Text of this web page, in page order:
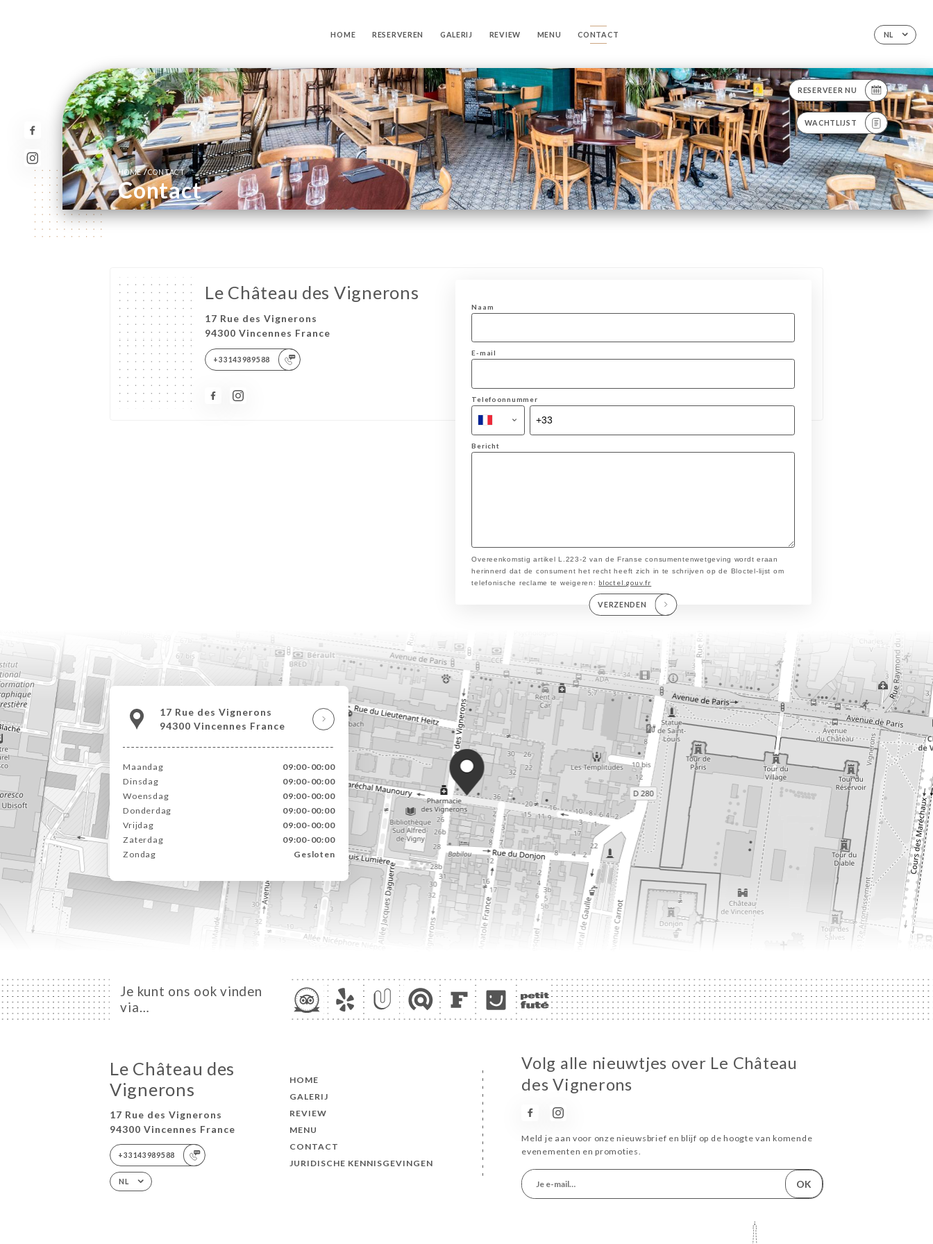
NL
HOME RESERVEREN GALERIJ REVIEW MENU CONTACT
RESERVEER NU
WACHTLIJST
HOME/CONTACT
Contact
Le Château des Vignerons
17 Rue des Vignerons
94300 Vincennes France
+33143989588
Naam
E-mail
Telefoonnummer
Bericht
Overeenkomstig artikel L.223-2 van de Franse consumentenwetgeving wordt eraan
herinnerd dat de consument het recht heeft zich in te schrijven op de Bloctel-lijst om
telefonische reclame te weigeren: bloctel.gouv.fr
VERZENDEN
17 Rue des Vignerons
94300 Vincennes France
Maandag
09:00-00:00
Dinsdag
09:00-00:00
Woensdag
09:00-00:00
Donderdag
09:00-00:00
Vrijdag
09:00-00:00
Zaterdag
09:00-00:00
Zondag
Gesloten
Je kunt ons ook vinden
via…
Le Château des
Vignerons
17 Rue des Vignerons
94300 Vincennes France
+33143989588
NL
HOME
GALERIJ
REVIEW
MENU
CONTACT
JURIDISCHE KENNISGEVINGEN
Volg alle nieuwtjes over Le Château
des Vignerons
Meld je aan voor onze nieuwsbrief en blijf op de hoogte van komende
evenementen en promoties.
OK